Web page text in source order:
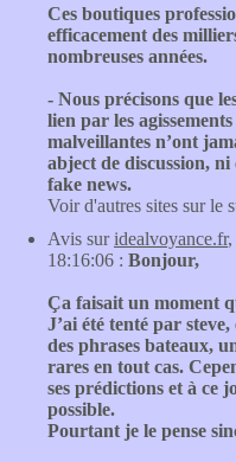
Ces boutiques
efficacement des
nombreuses années.
- Nous précisons que
lien par les
malveillantes n’ont
abject de discussion,
fake news.
Voir d'autres sites sur le
Avis suridealvoyance.fr,
18:16:06 : Bonjour,
Ça faisait un moment
J’ai été tenté par
des phrases bateaux,
rares en tout cas.
ses prédictions et à ce
possible.
Pourtant je le pense